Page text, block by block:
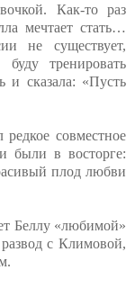
Как-то раз
мечтает стать…
не существует,
тренировать
и сказала: «Пусть
совместное
были в восторге:
плод любви
Беллу «любимой»
с Климовой,